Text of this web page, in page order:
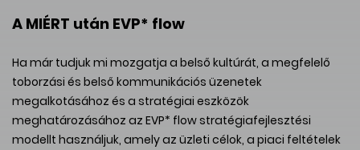
A MIÉRT után EVP* flow
Ha már tudjuk mi mozgatja a belső kultúrát, a megfelelő
toborzási és belső kommunikációs üzenetek
megalkotásához és a stratégiai eszközök
meghatározásához az EVP* flow stratégiafejlesztési
modellt használjuk, amely az üzleti célok, a piaci feltételek